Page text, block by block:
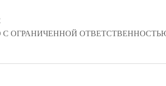
ОГРАНИЧЕННОЙ